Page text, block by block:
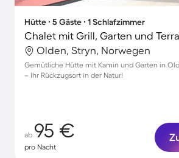
Hütte ∙ 5 Gäste ∙ 1 Schlafzimmer
Olden, Stryn, Norwegen
Gemütliche Hütte mit Kamin und Garten in
– Ihr Rückzugsort in der Natur!
ab 95 €
pro Nacht